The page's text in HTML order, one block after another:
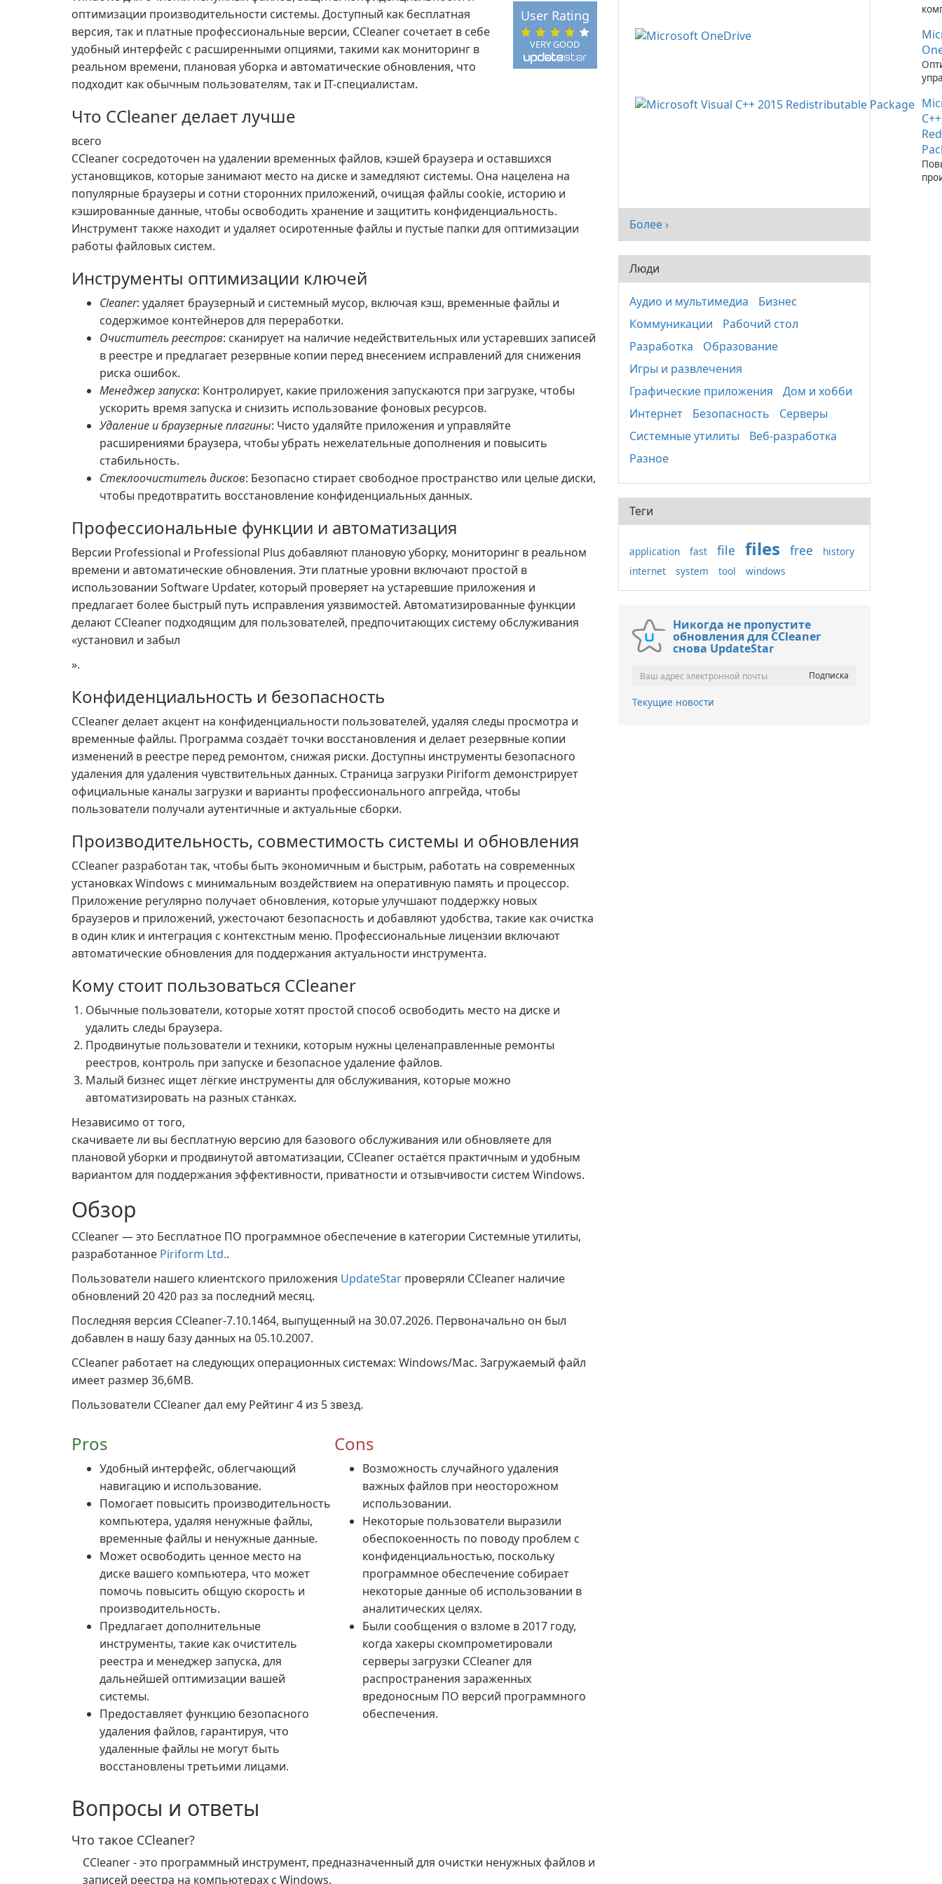
VERY GOOD
User Rating
оптимизации производительности системы. Доступный как бесплатная
версия, так и платные профессиональные версии, CCleaner сочетает в себе
удобный интерфейс с расширенными опциями, такими как мониторинг в
реальном времени, плановая уборка и автоматические обновления, что
подходит как обычным пользователям, так и IT-специалистам.
Что CCleaner делает лучше
всего
CCleaner сосредоточен на удалении временных файлов, кэшей браузера и оставшихся
установщиков, которые занимают место на диске и замедляют системы. Она нацелена на
популярные браузеры и сотни сторонних приложений, очищая файлы cookie, историю и
кэшированные данные, чтобы освободить хранение и защитить конфиденциальность.
Инструмент также находит и удаляет осиротенные файлы и пустые папки для оптимизации
работы файловых систем.
Инструменты оптимизации ключей
Cleaner: удаляет браузерный и системный мусор, включая кэш, временные файлы и
содержимое контейнеров для переработки.
Очиститель реестров: сканирует на наличие недействительных или устаревших записей
в реестре и предлагает резервные копии перед внесением исправлений для снижения
риска ошибок.
Менеджер запуска: Контролирует, какие приложения запускаются при загрузке, чтобы
ускорить время запуска и снизить использование фоновых ресурсов.
Удаление и браузерные плагины: Чисто удаляйте приложения и управляйте
расширениями браузера, чтобы убрать нежелательные дополнения и повысить
стабильность.
Стеклоочиститель дисков: Безопасно стирает свободное пространство или целые диски,
чтобы предотвратить восстановление конфиденциальных данных.
Профессиональные функции и автоматизация
Версии Professional и Professional Plus добавляют плановую уборку, мониторинг в реальном
времени и автоматические обновления. Эти платные уровни включают простой в
использовании Software Updater, который проверяет на устаревшие приложения и
предлагает более быстрый путь исправления уязвимостей. Автоматизированные функции
делают CCleaner подходящим для пользователей, предпочитающих систему обслуживания
«установил и забыл
».
Конфиденциальность и безопасность
CCleaner делает акцент на конфиденциальности пользователей, удаляя следы просмотра и
временные файлы. Программа создаёт точки восстановления и делает резервные копии
изменений в реестре перед ремонтом, снижая риски. Доступны инструменты безопасного
удаления для удаления чувствительных данных. Страница загрузки Piriform демонстрирует
официальные каналы загрузки и варианты профессионального апгрейда, чтобы
пользователи получали аутентичные и актуальные сборки.
Производительность, совместимость системы и обновления
CCleaner разработан так, чтобы быть экономичным и быстрым, работать на современных
установках Windows с минимальным воздействием на оперативную память и процессор.
Приложение регулярно получает обновления, которые улучшают поддержку новых
браузеров и приложений, ужесточают безопасность и добавляют удобства, такие как очистка
в один клик и интеграция с контекстным меню. Профессиональные лицензии включают
автоматические обновления для поддержания актуальности инструмента.
Кому стоит пользоваться CCleaner
Обычные пользователи, которые хотят простой способ освободить место на диске и
удалить следы браузера.
Продвинутые пользователи и техники, которым нужны целенаправленные ремонты
реестров, контроль при запуске и безопасное удаление файлов.
Малый бизнес ищет лёгкие инструменты для обслуживания, которые можно
автоматизировать на разных станках.
Независимо от того,
скачиваете ли вы бесплатную версию для базового обслуживания или обновляете для
плановой уборки и продвинутой автоматизации, CCleaner остаётся практичным и удобным
вариантом для поддержания эффективности, приватности и отзывчивости систем Windows.
Обзор
CCleaner — это Бесплатное ПО программное обеспечение в категории Системные утилиты,
разработанное Piriform Ltd..
Пользователи нашего клиентского приложения UpdateStar проверяли CCleaner наличие
обновлений 20 420 раз за последний месяц.
Последняя версия CCleaner-7.10.1464, выпущенный на 30.07.2026. Первоначально он был
добавлен в нашу базу данных на 05.10.2007.
CCleaner работает на следующих операционных системах: Windows/Mac. Загружаемый файл
имеет размер 36,6MB.
Пользователи CCleaner дал ему Рейтинг 4 из 5 звезд.
Pros
Удобный интерфейс, облегчающий
навигацию и использование.
Помогает повысить производительность
компьютера, удаляя ненужные файлы,
временные файлы и ненужные данные.
Может освободить ценное место на
диске вашего компьютера, что может
помочь повысить общую скорость и
производительность.
Предлагает дополнительные
инструменты, такие как очиститель
реестра и менеджер запуска, для
дальнейшей оптимизации вашей
системы.
Предоставляет функцию безопасного
удаления файлов, гарантируя, что
удаленные файлы не могут быть
восстановлены третьими лицами.
Cons
Возможность случайного удаления
важных файлов при неосторожном
использовании.
Некоторые пользователи выразили
обеспокоенность по поводу проблем с
конфиденциальностью, поскольку
программное обеспечение собирает
некоторые данные об использовании в
аналитических целях.
Были сообщения о взломе в 2017 году,
когда хакеры скомпрометировали
серверы загрузки CCleaner для
распространения зараженных
вредоносным ПО версий программного
обеспечения.
Вопросы и ответы
Что такое CCleaner?
CCleaner - это программный инструмент, предназначенный для очистки ненужных файлов и
записей реестра на компьютерах с Windows.
C++
Более ›
Люди
Аудио и мультимедиа
Бизнес
Коммуникации
Рабочий стол
Разработка
Образование
Игры и развлечения
Графические приложения
Дом и хобби
Интернет
Безопасность
Серверы
Системные утилиты
Веб-разработка
Разное
Теги
application fast file files free
history
internet
system tool windows
Никогда не пропустите
обновления для CCleaner
снова UpdateStar
Текущие новости